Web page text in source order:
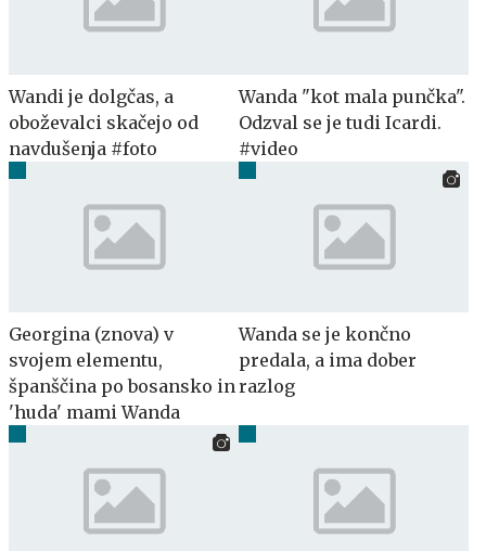
Wandi je dolgčas, a
oboževalci skačejo od
navdušenja #foto
Wanda "kot mala punčka".
Odzval se je tudi Icardi.
#video
Georgina (znova) v
svojem elementu,
španščina po bosansko in
'huda' mami Wanda
Wanda se je končno
predala, a ima dober
razlog